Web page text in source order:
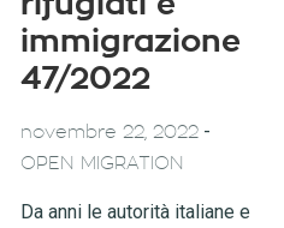
immigrazione
47/2022
novembre 22, 2022 -
OPEN MIGRATION
Da anni le autorità italiane e